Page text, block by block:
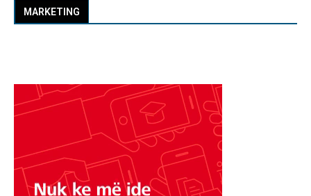
MARKETING